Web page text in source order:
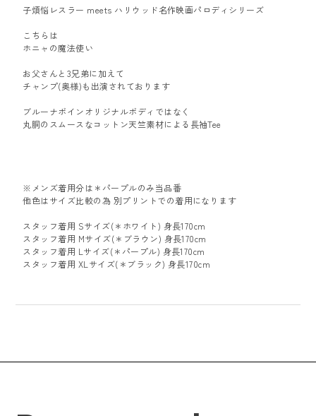
子煩悩レスラー meets ハリウッド名作映画パロディシリーズ
こちらは
ホニャの魔法使い
お父さんと3兄弟に加えて
チャンプ(奥様)も出演されております
ブルーナボインオリジナルボディではなく
丸胴のスムースなコットン天竺素材による長袖Tee
※メンズ着用分は＊パープルのみ当品番
他色はサイズ比較の為 別プリントでの着用になります
スタッフ着用 Sサイズ(＊ホワイト) 身長170cm
スタッフ着用 Mサイズ(＊ブラウン) 身長170cm
スタッフ着用 Lサイズ(＊パープル) 身長170cm
スタッフ着用 XLサイズ(＊ブラック) 身長170cm